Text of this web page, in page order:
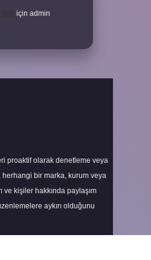
için admin
proaktif olarak denetleme veya
herhangi bir marka, kurum veya
ve kişiler hakkında paylaşım
aykırı olduğunu